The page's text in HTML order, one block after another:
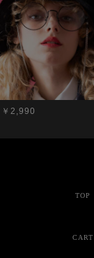
￥2,990
TOP
CART